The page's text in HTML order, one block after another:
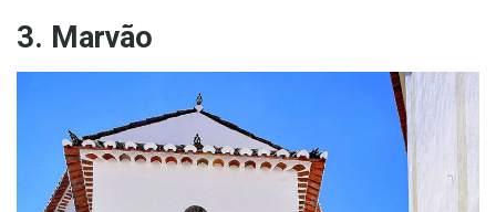
3. Marvão